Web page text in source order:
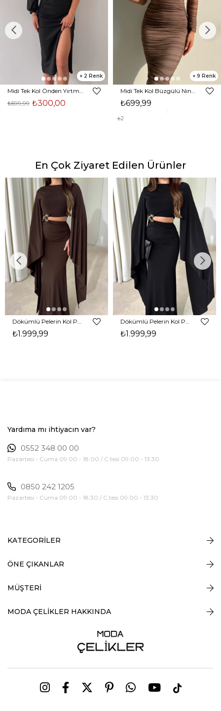
2
Midi Tek Kol Önden Yırtmaçlı Akira Kadın Siyah Elbise 22K000228
₺300,00
₺599,99
9
Midi Tek Kol Büzgülü Ninfe Kadın Vizon Tül Elbise 22K000524
₺699,99
2
En Çok Ziyaret Edilen Ürünler
Dökümlü Pelerin Kol Pencere Detaylı Maxi Kahverengi Arlev Kadın Elbise 26Y511
₺1.999,99
Dökümlü Pelerin Kol Pencere Detaylı Maxi Siyah Arlev Kadın Elbise 26Y511
₺1.999,99
Yardıma mı ihtiyacın var?
0552 348 00 00
Pazartesi - Cuma 09:00 - 18:00 / C.tesi 09:00 - 13:30
0850 242 1205
Pazartesi - Cuma 09:00 - 18:30 / C.tesi 09:00 - 13:30
KATEGORİLER
ÖNE ÇIKANLAR
MÜŞTERİ
MODA ÇELİKLER HAKKINDA